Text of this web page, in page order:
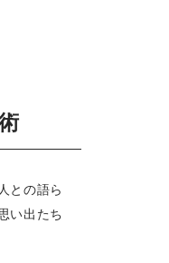
との語ら
い出たち